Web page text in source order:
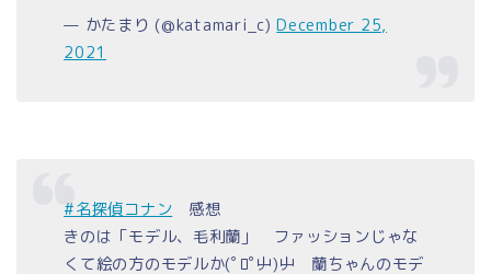
— かたまり (@katamari_c)December 25,
2021
#名探偵コナン 感想
きのは「モデル、毛利蘭」 ファッションじゃな
くて絵の方のモデルか(ﾟﾛﾟ屮)屮 蘭ちゃんのモデ